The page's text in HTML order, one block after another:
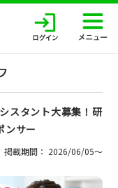
スタント大募集！研
ンサー
掲載期間： 2026/06/05〜